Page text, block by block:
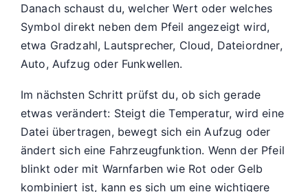
Danach schaust du, welcher Wert oder welches
Symbol direkt neben dem Pfeil angezeigt wird,
etwa Gradzahl, Lautsprecher, Cloud, Dateiordner,
Auto, Aufzug oder Funkwellen.
Im nächsten Schritt prüfst du, ob sich gerade
etwas verändert: Steigt die Temperatur, wird eine
Datei übertragen, bewegt sich ein Aufzug oder
ändert sich eine Fahrzeugfunktion. Wenn der Pfeil
blinkt oder mit Warnfarben wie Rot oder Gelb
kombiniert ist, kann es sich um eine wichtigere